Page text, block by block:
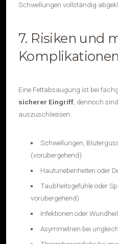
Schwellungen vollständig
7. Risiken und
Komplikationen
Eine Fettabsaugung ist bei
sicherer Eingriff , dennoch
auszuschliessen:
Schwellungen,
(vorübergehend)
Hautunebenheiten oder
Taubheitsgefühle oder
vorübergehend)
Infektionen oder
Asymmetrien bei